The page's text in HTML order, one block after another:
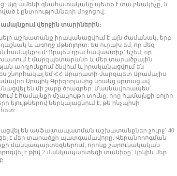
Այդ ամենի գնահատականը պետք է տա բնակիչը, և
է ընտրությունների միջոցով:
վերջին տարիներին:
աշխատանք իրականացվում է այն ժամանակ, երբ
և առողջ մթնոլորտ: Ես ուրախ եմ, որ մեզ
համայնքում: Որպես դրա հավաստիք` նշեմ, որ
է մարզպետարանի և մեր տարածքային
արդյունքում ծնվում և իրականացվում են
շնորհակալ եմ ՀՀ Արարատի մարզպետ Արամայիս
Արայիկ Գրիգորյանից նրանց սրտացավ
են մի շարք ծրագրեր: Մասնավորապես`
է համայնքի մշակույթի տունը, որը համայնքի բոլոր
ներկայացնում է, թե ինչպիսի
են ասֆալտապատման աշխատանքներ շուրջ` 40
է մեր տարածքի պատգամավորը: Վերանորոգման
մանկապարտեզներում, որոնք շարունակական
է թիվ 2 մանկապարտեզի տանիքը` կրկին մեր